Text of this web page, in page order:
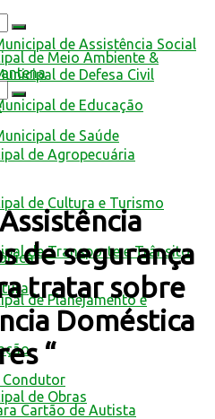
de Assistência Social
de Defesa Civil
de Educação
de Saúde
Cartão de Autista
de Meio Ambiente &
de Agropecuária
de Cultura e Turismo
de Transporte e Trânsito
de Planejamento e
de Obras
de segurança
tratar sobre
Doméstica
“